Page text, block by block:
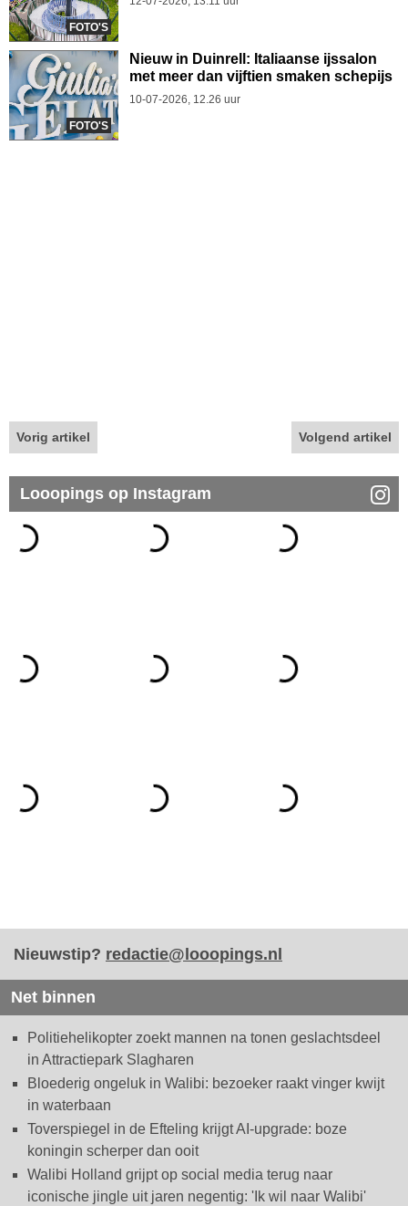
FOTO'S
FOTO'S
Nieuw in Duinrell: Italiaanse ijssalon
met meer dan vijftien smaken schepijs
10-07-2026, 12.26 uur
Vorig artikel Volgend artikel
Looopings op Instagram
Nieuwstip? redactie@looopings.nl
Net binnen
Politiehelikopter zoekt mannen na tonen geslachtsdeel
in Attractiepark Slagharen
Bloederig ongeluk in Walibi: bezoeker raakt vinger kwijt
in waterbaan
Toverspiegel in de Efteling krijgt AI-upgrade: boze
koningin scherper dan ooit
Walibi Holland grijpt op social media terug naar
iconische jingle uit jaren negentig: 'Ik wil naar Walibi'